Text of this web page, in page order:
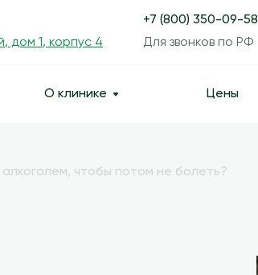
дом 1, корпус 4
+7 (800) 350-09-58
Для звонков по РФ
О клинике Цены
чтобы потом не болеть?